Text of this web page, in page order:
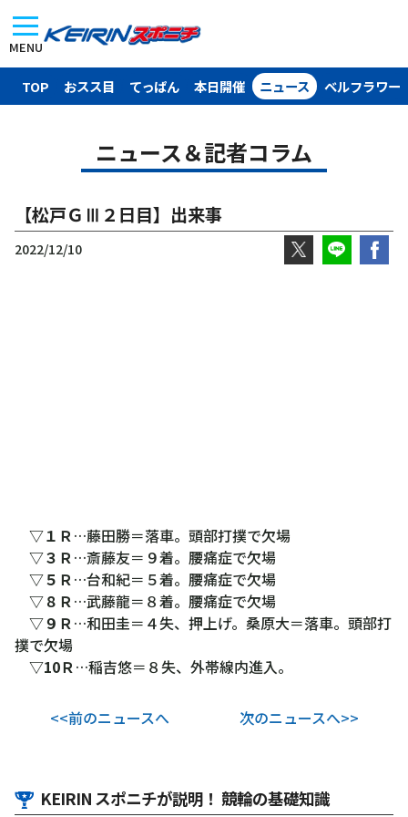
MENU
TOP おスス目 てっぱん 本日開催 ニュース ベルフラワー
ニュース＆記者コラム
【松戸ＧⅢ２日目】出来事
2022/12/10
▽１Ｒ …藤田勝＝落車。頭部打撲で欠場
▽３Ｒ …斎藤友＝９着。腰痛症で欠場
▽５Ｒ …台和紀＝５着。腰痛症で欠場
▽８Ｒ …武藤龍＝８着。腰痛症で欠場
▽９Ｒ …和田圭＝４失、押上げ。桑原大＝落車。頭部打
撲で欠場
▽10Ｒ …稲吉悠＝８失、外帯線内進入。
<<前のニュースへ 次のニュースへ>>
KEIRIN スポニチが説明！ 競輪の基礎知識